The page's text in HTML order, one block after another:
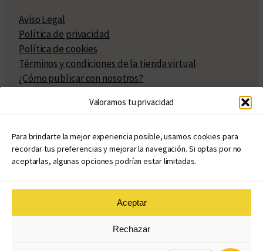
Valoramos tu privacidad
Para brindarte la mejor experiencia posible, usamos cookies para
recordar tus preferencias y mejorar la navegación. Si optas por no
aceptarlas, algunas opciones podrían estar limitadas.
Aceptar
Rechazar
Aviso Legal
Política de privacidad
Política de cookies
Términos y condiciones de la tienda virtual
¿Cómo publicar con nosotros?
Políticas de publicación
Políticas de coedición
Atribuciones